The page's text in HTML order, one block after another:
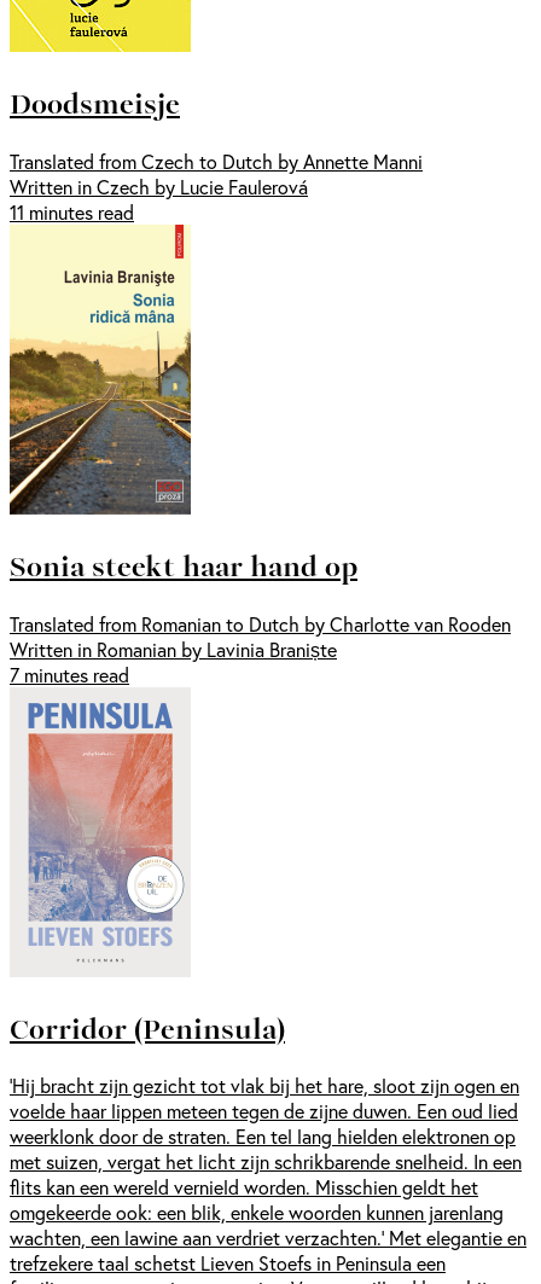
Doodsmeisje
Translated from Czech to Dutch by Annette Manni
Written in Czech by Lucie Faulerová
11 minutes read
Sonia steekt haar hand op
Translated from Romanian to Dutch by Charlotte van Rooden
Written in Romanian by Lavinia Braniște
7 minutes read
Corridor (Peninsula)
‘Hij bracht zijn gezicht tot vlak bij het hare, sloot zijn ogen en
voelde haar lippen meteen tegen de zijne duwen. Een oud lied
weerklonk door de straten. Een tel lang hielden elektronen op
met suizen, vergat het licht zijn schrikbarende snelheid. In een
flits kan een wereld vernield worden. Misschien geldt het
omgekeerde ook: een blik, enkele woorden kunnen jarenlang
wachten, een lawine aan verdriet verzachten.’ Met elegantie en
trefzekere taal schetst Lieven Stoefs in Peninsula een